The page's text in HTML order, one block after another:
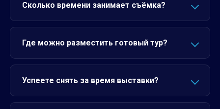
Сколько времени занимает съёмка?
Где можно разместить готовый тур?
Успеете снять за время выставки?